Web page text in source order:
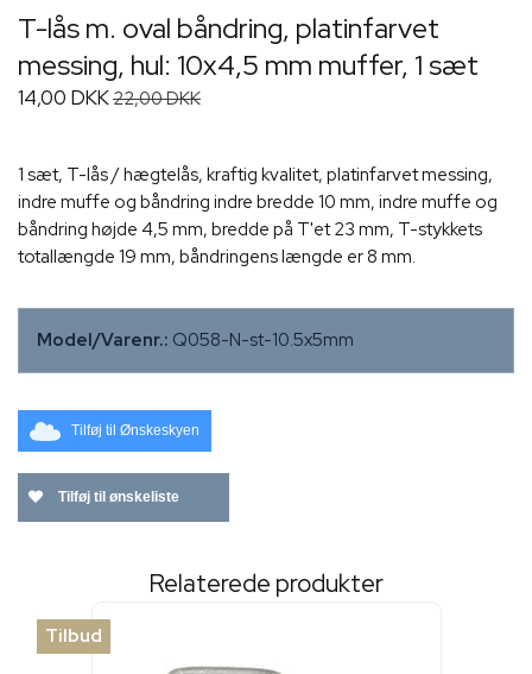
T-lås m. oval båndring, platinfarvet
messing, hul: 10x4,5 mm muffer, 1 sæt
14,00 DKK22,00 DKK
1 sæt, T-lås / hægtelås, kraftig kvalitet, platinfarvet messing,
indre muffe og båndring indre bredde 10 mm, indre muffe og
båndring højde 4,5 mm, bredde på T'et 23 mm, T-stykkets
totallængde 19 mm, båndringens længde er 8 mm.
Model/Varenr.: Q058-N-st-10.5x5mm
Tilføj til Ønskeskyen
Tilføj til ønskeliste
Relaterede produkter
Tilbud